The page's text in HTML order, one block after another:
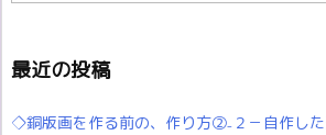
最近の投稿
◇銅版画を作る前の、作り方②₋２－自作し